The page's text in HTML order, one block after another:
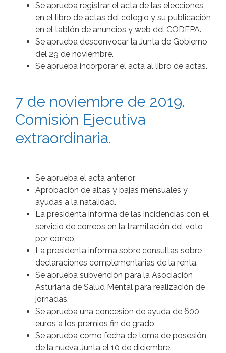
Se aprueba registrar el acta de las elecciones
en el libro de actas del colegio y su publicación
en el tablón de anuncios y web del CODEPA.
Se aprueba desconvocar la Junta de Gobierno
del 29 de noviembre.
Se aprueba incorporar el acta al libro de actas.
7 de noviembre de 2019.
Comisión Ejecutiva
extraordinaria.
Se aprueba el acta anterior.
Aprobación de altas y bajas mensuales y
ayudas a la natalidad.
La presidenta informa de las incidencias con el
servicio de correos en la tramitación del voto
por correo.
La presidenta informa sobre consultas sobre
declaraciones complementarias de la renta.
Se aprueba subvención para la Asociación
Asturiana de Salud Mental para realización de
jornadas.
Se aprueba una concesión de ayuda de 600
euros a los premios fin de grado.
Se aprueba como fecha de toma de posesión
de la nueva Junta el 10 de diciembre.